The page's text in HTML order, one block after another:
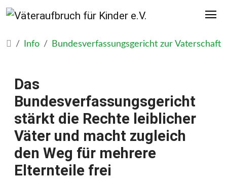
Info Bundesverfassungsgericht zur Vaterschaft
Das
Bundesverfassungsgericht
stärkt die Rechte leiblicher
Väter und macht zugleich
den Weg für mehrere
Elternteile frei